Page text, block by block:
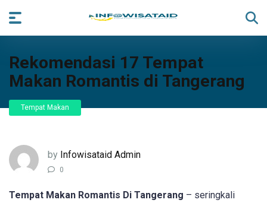
Rekomendasi 17 Tempat
Makan Romantis di Tangerang
Tempat Makan
by Infowisataid Admin
0
Tempat Makan Romantis Di Tangerang – seringkali